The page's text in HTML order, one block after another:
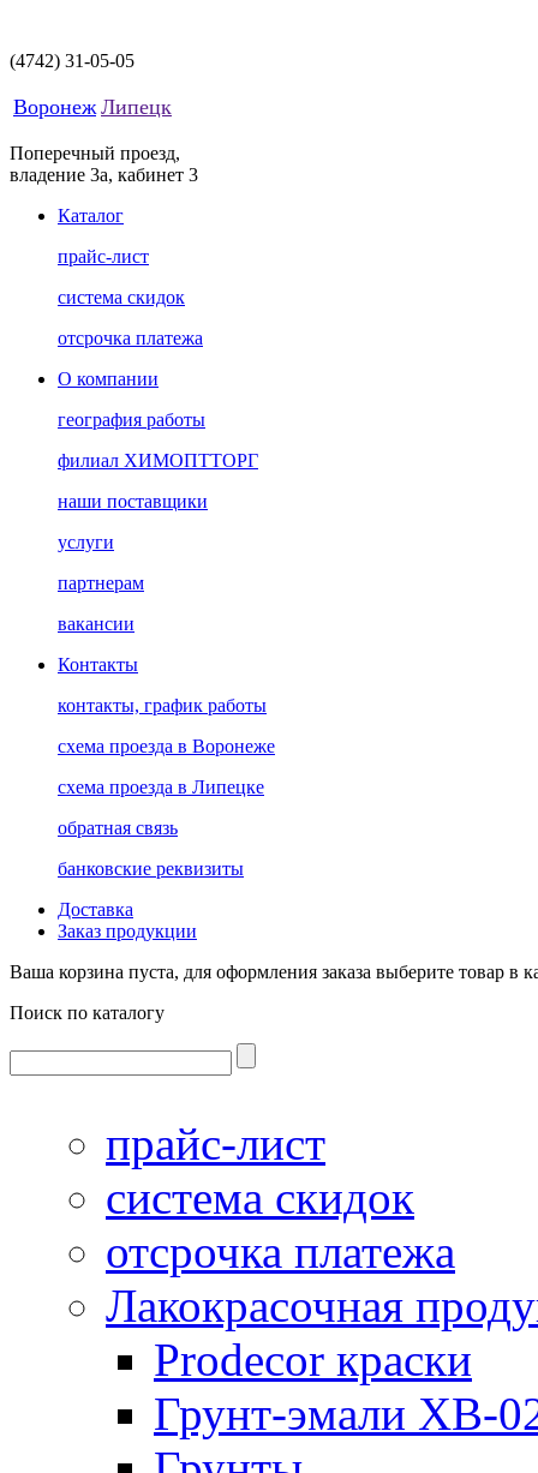
(4742) 31-05-05
Воронеж Липецк
Поперечный проезд,
владение 3а, кабинет 3
Каталог
прайс-лист
система скидок
отсрочка платежа
О компании
география работы
филиал ХИМОПТТОРГ
наши поставщики
услуги
партнерам
вакансии
Контакты
контакты, график работы
схема проезда в Воронеже
схема проезда в Липецке
обратная связь
банковские реквизиты
Доставка
Заказ продукции
Ваша корзина пуста, для оформления заказа выберите товар в
Поиск по каталогу
прайс-лист
система скидок
отсрочка платежа
Лакокрасочная
Prodecor краски
Грунт-эмали ХВ-